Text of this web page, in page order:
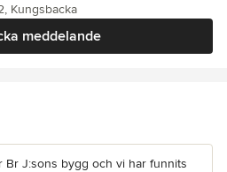
meddelande
Kungsbacka
Br J:sons bygg och vi har funnits